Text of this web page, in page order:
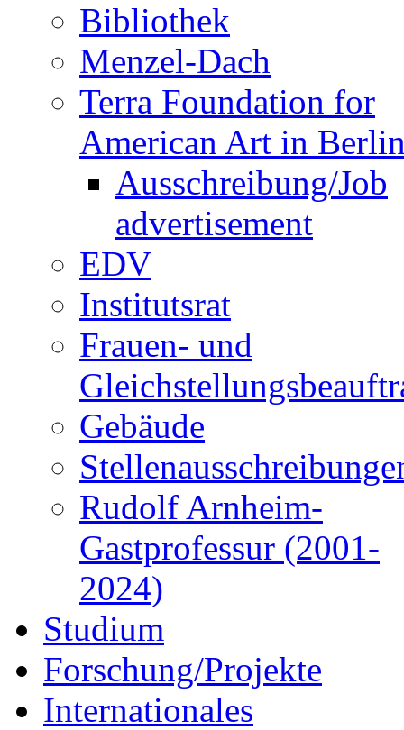
Bibliothek
Menzel-Dach
Terra Foundation for
American Art in
Ausschreibung/Job
advertisement
EDV
Institutsrat
Frauen- und
Gebäude
Rudolf Arnheim-
Gastprofessur (2001-
2024)
Studium
Forschung/Projekte
Internationales